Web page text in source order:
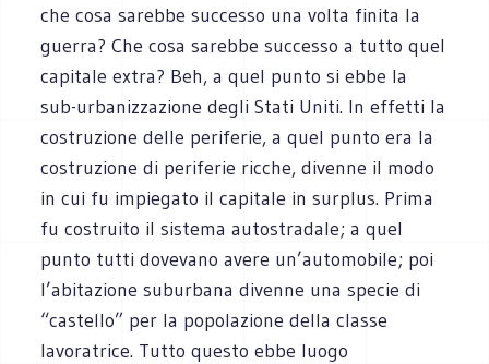
che cosa sarebbe successo una volta finita la
guerra? Che cosa sarebbe successo a tutto quel
capitale extra? Beh, a quel punto si ebbe la
sub-urbanizzazione degli Stati Uniti. In effetti la
costruzione delle periferie, a quel punto era la
costruzione di periferie ricche, divenne il modo
in cui fu impiegato il capitale in surplus. Prima
fu costruito il sistema autostradale; a quel
punto tutti dovevano avere un’automobile; poi
l’abitazione suburbana divenne una specie di
“castello” per la popolazione della classe
lavoratrice. Tutto questo ebbe luogo